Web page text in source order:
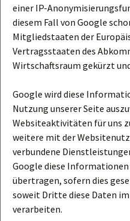
einer IP-
diesem Fall von Google
Mitgliedstaaten der
Vertragsstaaten des
Wirtschaftsraum gekürzt
Google wird diese
Nutzung unserer Seite
Websiteaktivitäten für uns
weitere mit der
verbundene
Google diese
übertragen, sofern dies
soweit Dritte diese Daten
verarbeiten.